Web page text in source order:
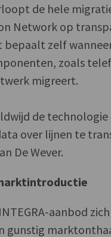
de hele
Network op
bepaalt zelf
zoals
migreert.
de
over lijnen te
De Wever.
aanbod
gunstig